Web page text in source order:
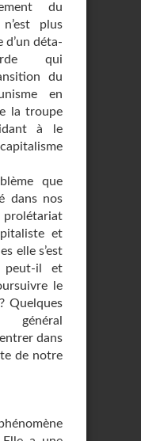
du
plus
d’un déta­
qui
du
en
la troupe
à le
que
dans nos
et
elle s’est
peut-il et
le
Quelques
général
dans
de notre